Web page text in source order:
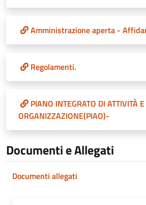
Amministrazione aperta -
Regolamenti.
PIANO INTEGRATO DI ATTIVITÀ E
ORGANIZZAZIONE(PIAO)-
Documenti e Allegati
Documenti allegati